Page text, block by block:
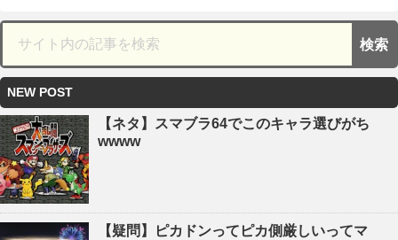
NEW POST
【ネタ】スマブラ64でこのキャラ選びがち
wwww
【疑問】ピカドンってピカ側厳しいってマ